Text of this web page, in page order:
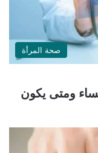
صحة المرأة
ومتى يكون